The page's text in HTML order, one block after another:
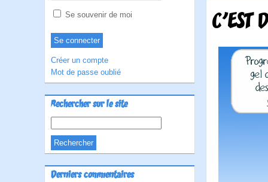
Se souvenir de moi
Créer un compte
Mot de passe oublié
Rechercher sur le site
Derniers commentaires
C'EST